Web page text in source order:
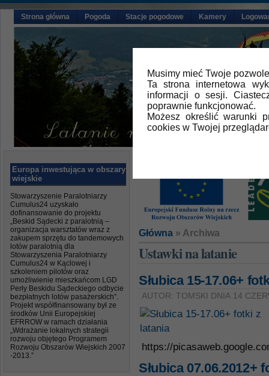
Musimy mieć Twoje
Ta strona internetowa
informacji o sesji.
poprawnie funkcjonować.
Możesz określić warunki
cookies w Twojej
Strona główna Pogoda Stacje pogodowe Kamery
Europa inwestująca w obszary
wiejskie
Stowarzyszenie Paralotniarzy
Cumulus24 uzyskało
dofinansowanie do projektu
„Beskid Sądecki z paralotnią –
organizacja warsztatów wraz z
zakupem sprzętu do tandemowych
lotów paralotnią dla
Stowarzyszenia Paralotniarzy
Cumulus24 w Kąclowej i
szkoleniem pilotów oraz
umożliwienie mieszkańcom LGD
Perły Beskidu Sądeckiego odbycie
bezpłatnych lotów pasażerskich”.
Projekt współfinansowany był ze
środków Unii Europejskiej
EFRROW w ramach działania
„Wdrażanie lokalnych strategii
rozwoju objętego Programem
Rozwoju Obszarów Wiejskich 2007
-2013.”
Główna » Archiwa
Ustawki na latanie
Słubica 15-17.06+
AUTOR: TOMSKI DNIA 14
https://
Słubica 07.06.2012+